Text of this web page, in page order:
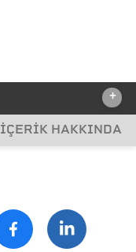
+
İÇERİK HAKKINDA